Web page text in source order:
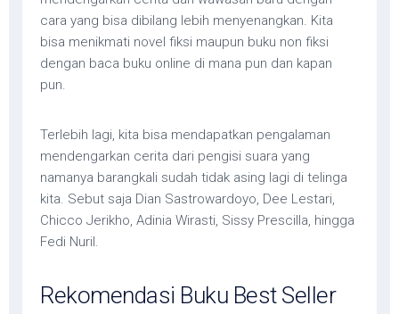
cara yang bisa dibilang lebih menyenangkan. Kita
bisa menikmati novel fiksi maupun buku non fiksi
dengan baca buku online di mana pun dan kapan
pun.
Terlebih lagi, kita bisa mendapatkan pengalaman
mendengarkan cerita dari pengisi suara yang
namanya barangkali sudah tidak asing lagi di telinga
kita. Sebut saja Dian Sastrowardoyo, Dee Lestari,
Chicco Jerikho, Adinia Wirasti, Sissy Prescilla, hingga
Fedi Nuril.
Rekomendasi Buku Best Seller